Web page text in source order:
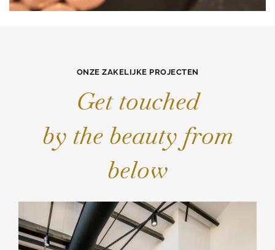
ONZE ZAKELIJKE PROJECTEN
Get touched
by the beauty from
below